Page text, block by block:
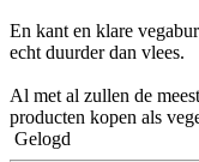
En kant en klare
echt duurder dan vlees.
Al met al zullen de
producten kopen als
Gelogd